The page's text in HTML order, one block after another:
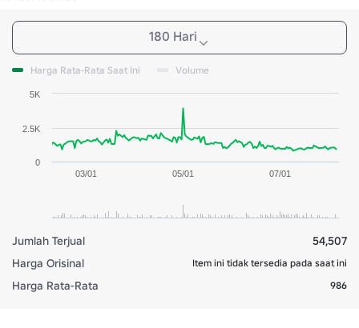
180 Hari
Harga Rata-Rata Saat Ini Volume
03/01 05/01 07/01
0
2.5K
5K
Jumlah Terjual
54,507
Harga Orisinal
Item ini tidak tersedia pada saat ini
Harga Rata-Rata 986